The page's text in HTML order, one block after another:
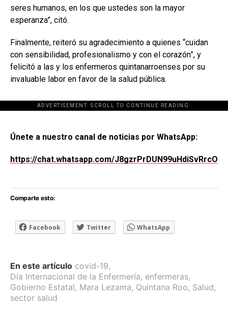
seres humanos, en los que ustedes son la mayor
esperanza”, citó.
Finalmente, reiteró su agradecimiento a quienes “cuidan
con sensibilidad, profesionalismo y con el corazón”, y
felicitó a las y los enfermeros quintanarroenses por su
invaluable labor en favor de la salud pública.
ADVERTISEMENT. SCROLL TO CONTINUE READING.
[adsforwp id="243463"]
Únete a nuestro canal de noticias por WhatsApp:
https://chat.whatsapp.com/J8gzrPrDUN99uHdiSvRrcO
Comparte esto:
Facebook Twitter WhatsApp
En este artículo covid-19,
Día Internacional de la Enfermería, enfermeras,
Gobierno Estatal, Mara Lezama, Quintana Roo, Salud,
sector salud